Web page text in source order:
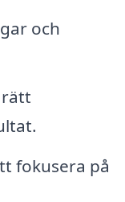
och
fokusera på